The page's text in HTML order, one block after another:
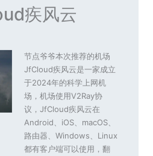
疾风云
节点爷爷本次推荐的机场
JfCloud疾风云是一家成立
于2024年的科学上网机
场，机场使用V2Ray协
议，JfCloud疾风云在
Android、iOS、macOS、
路由器、Windows、Linux
都有客户端可以使用，翻